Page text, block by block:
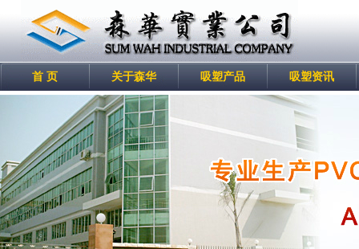
首 页 关于森华 吸塑产品 吸塑资讯